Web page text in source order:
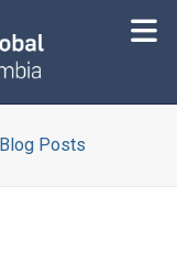
Blog Posts